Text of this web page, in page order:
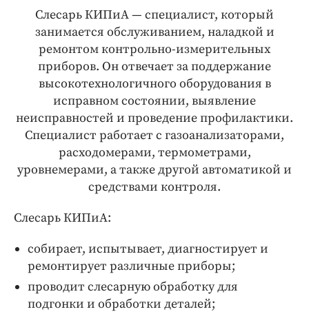
Праздники
Происшествия
Спорт
Экономика и бизнес
ПРОЕКТЫ
Блоги
Издания
Медиаперсона
Интересное чтиво
Бренд года
Работодатель года
Слесарь КИПиА — специалист, который
занимается обслуживанием, наладкой и
ремонтом контрольно-измерительных
приборов. Он отвечает за поддержание
высокотехнологичного оборудования в
исправном состоянии, выявление
неисправностей и проведение профилактики.
Специалист работает с газоанализаторами,
расходомерами, термометрами,
уровнемерами, а также другой автоматикой и
средствами контроля.
Слесарь КИПиА:
собирает, испытывает, диагностирует и
ремонтирует различные приборы;
проводит слесарную обработку для
подгонки и обработки деталей;